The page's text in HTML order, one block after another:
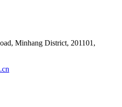
Minhang District, 201101,